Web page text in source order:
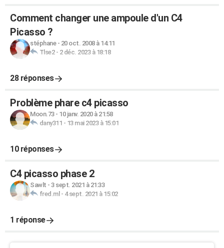
Comment changer une ampoule d'un C4
Picasso ?
stéphane- 20 oct. 2008 à 14:11
Tlse2- 2 déc. 2023 à 18:18
28 réponses
Problème phare c4 picasso
Moon.73- 10 janv. 2020 à 21:58
dany311 - 13 mai 2023 à 15:01
10 réponses
C4 picasso phase 2
Sawlt - 3 sept. 2021 à 21:33
fred.ml - 4 sept. 2021 à 15:02
1 réponse